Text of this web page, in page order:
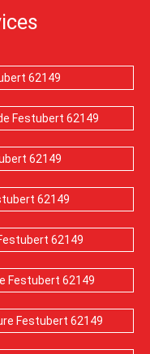
62149
Festubert 62149
62149
62149
62149
Festubert 62149
Festubert 62149